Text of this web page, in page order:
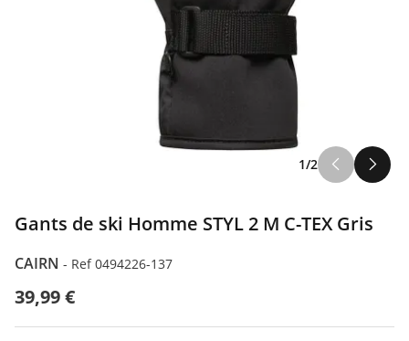
1/2
Gants de ski Homme STYL 2 M C-TEX Gris
CAIRN - Ref 0494226-137
39,99 €